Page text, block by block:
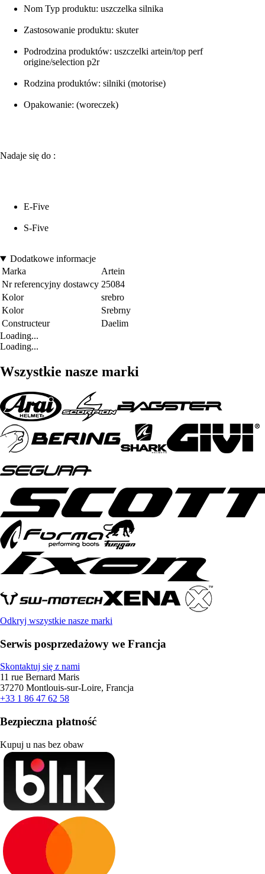
Nom Typ produktu: uszczelka silnika
Zastosowanie produktu: skuter
Podrodzina produktów: uszczelki artein/top perf
origine/selection p2r
Rodzina produktów: silniki (motorise)
Opakowanie: (woreczek)
Nadaje się do :
E-Five
S-Five
Dodatkowe informacje
Marka
Artein
Nr referencyjny dostawcy 25084
Kolor
srebro
Kolor
Srebrny
Constructeur
Daelim
Loading...
Loading...
Wszystkie nasze marki
Odkryj wszystkie nasze marki
Serwis posprzedażowy we Francja
Skontaktuj się z nami
11 rue Bernard Maris
37270 Montlouis-sur-Loire, Francja
+33 1 86 47 62 58
Bezpieczna płatność
Kupuj u nas bez obaw